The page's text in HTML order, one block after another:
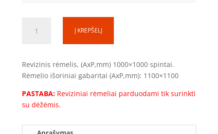
kiekis:
sienoje
(RR1010)
Į KREPŠELĮ
Revizinis rėmelis, (AxP,mm) 1000×1000 spintai.
Rėmelio išoriniai gabaritai (AxP,mm): 1100×1100
PASTABA:Reviziniai rėmeliai parduodami tik surinkti
su dėžėmis.